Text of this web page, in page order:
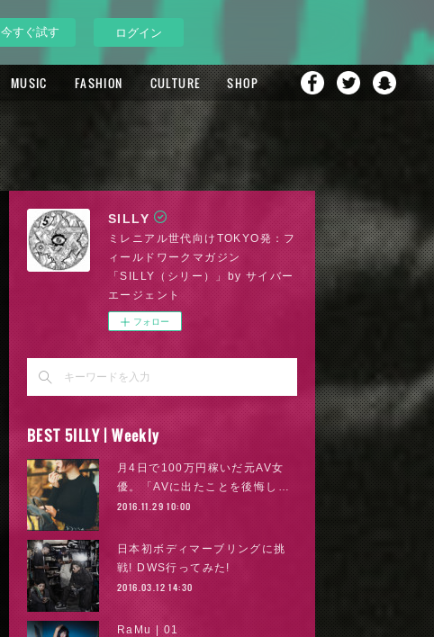
今すぐ試す ログイン
MUSIC FASHION CULTURE SHOP
SILLY
ミレニアル世代向けTOKYO発：フ
ィールドワークマガジン
「SILLY（シリー）」by サイバー
エージェント
フォロー
BEST 5ILLY | Weekly
月4日で100万円稼いだ元AV女
優。「AVに出たことを後悔し…
2016.11.29 10:00
日本初ボディマーブリングに挑
戦! DWS行ってみた!
2016.03.12 14:30
RaMu | 01